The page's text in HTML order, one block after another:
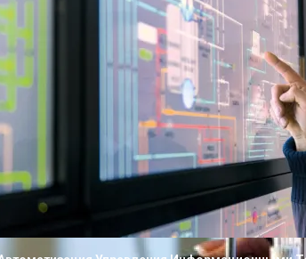
Вода Из Скважины Желтеет После
меняет своей формы, независимо от
излучению благодаря
Изделия имеют точную и аккуратную
цветовой гамме.
конструкции распашного и
москитной сетки.
не менее 50 лет при минимальном
Отличные Изоляционные Качества
И Холода.